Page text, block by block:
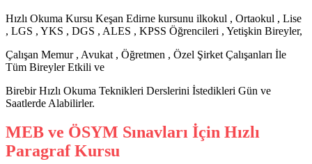
Hızlı Okuma Kursu Keşan Edirne kursunu ilkokul , Ortaokul , Lise
, LGS , YKS , DGS , ALES , KPSS Öğrencileri , Yetişkin Bireyler,
Çalışan Memur , Avukat , Öğretmen , Özel Şirket Çalışanları İle
Tüm Bireyler Etkili ve
Birebir Hızlı Okuma Teknikleri Derslerini İstedikleri Gün ve
Saatlerde Alabilirler.
MEB ve ÖSYM Sınavları İçin Hızlı
Paragraf Kursu